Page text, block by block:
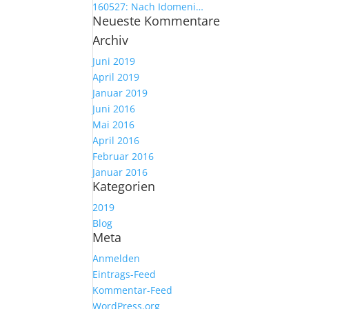
160527: Nach Idomeni…
Neueste Kommentare
Archiv
Juni 2019
April 2019
Januar 2019
Juni 2016
Mai 2016
April 2016
Februar 2016
Januar 2016
Kategorien
2019
Blog
Meta
Anmelden
Eintrags-Feed
Kommentar-Feed
WordPress.org